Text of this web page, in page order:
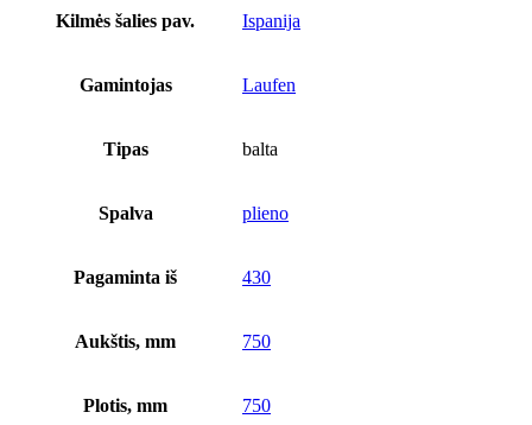
Kilmės šalies pav. Ispanija
Gamintojas Laufen
Tipas balta
Spalva plieno
Pagaminta iš 430
Aukštis, mm 750
Plotis, mm 750